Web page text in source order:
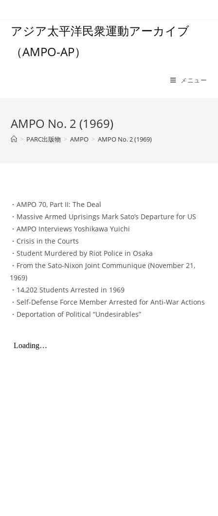
アジア太平洋民衆運動アーカイブ
（AMPO-AP）
メニュー
AMPO No. 2 (1969)
> PARC出版物 > AMPO > AMPO No. 2 (1969)
・AMPO 70, Part II: The Deal
・Massive Armed Uprisings Mark Sato’s Departure for US
・AMPO Interviews Yoshikawa Yuichi
・Crisis in the Courts
・Student Murdered by Riot Police in Osaka
・From the Sato-Nixon Joint Communique (November 21,
1969)
・14,202 Students Arrested in 1969
・Self-Defense Force Member Arrested for Anti-War Actions
・Deportation of Political “Undesirables”